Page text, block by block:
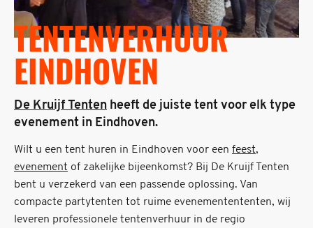
TENTENVERHUUR
EINDHOVEN
De Kruijf Tenten heeft de juiste tent voor elk type
evenement in Eindhoven.
Wilt u een tent huren in Eindhoven voor een feest,
evenement of zakelijke bijeenkomst? Bij De Kruijf Tenten
bent u verzekerd van een passende oplossing. Van
compacte partytenten tot ruime evenementententen, wij
leveren professionele tentenverhuur in de regio